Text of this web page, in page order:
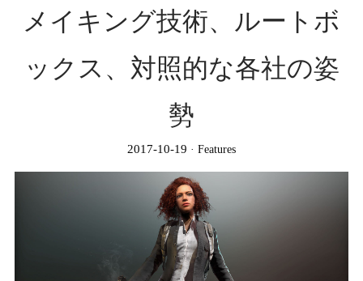
メイキング技術、ルートボ
ックス、対照的な各社の姿
勢
2017-10-19 Features